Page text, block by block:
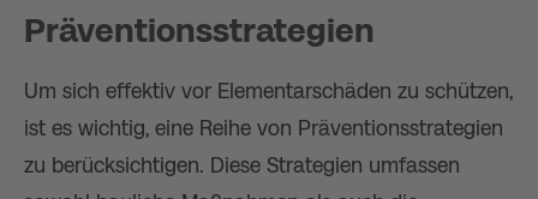
Präventionsstrategien
Um sich effektiv vor Elementarschäden zu schützen,
ist es wichtig, eine Reihe von Präventionsstrategien
zu berücksichtigen. Diese Strategien umfassen